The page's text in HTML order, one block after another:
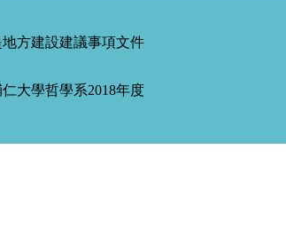
方建設建議事項文件
大學哲學系2018年度